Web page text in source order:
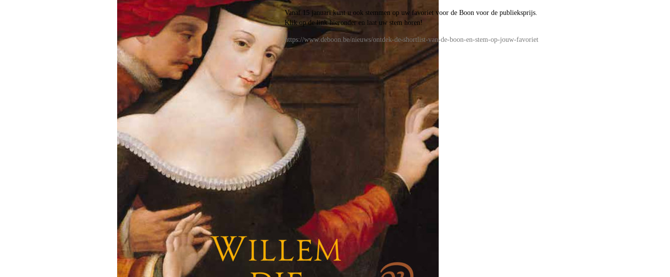
Vanaf 15 januari kunt u ook stemmen op uw favoriet voor de Boon voor de publieksprijs.
Klik op de link hieronder en laat uw stem horen!
https://www.deboon.be/nieuws/ontdek-de-shortlist-van-de-boon-en-stem-op-jouw-favoriet